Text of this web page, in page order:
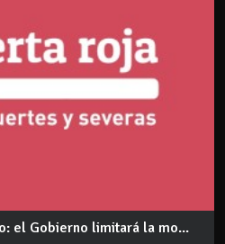
el Gobierno limitará la mo...